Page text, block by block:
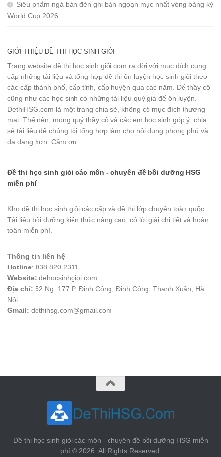
Siêu phẩm ngả bàn đèn ghi bàn ngoạn mục nhất vòng bảng kỳ
World Cup 2026
GIỚI THIỆU ĐỀ THI HỌC SINH GIỎI
Trang website đề thi học sinh giỏi.com ra đời với mục đích cung
cấp những tài liệu và tổng hợp đề thi ôn luyện học sinh giỏi theo
các cấp thành phố, cấp tỉnh, cấp huyện qua các năm. Để thầy cô
cũng như các học sinh có những tài liệu quý giá để ôn luyện.
DethiHSG.com là một trang chia sẻ, không có mục đích thương
mại. Thế nên, mong quý thầy cô và các em học sinh góp ý, chia
sẻ tài liệu để chúng tôi tổng hợp làm cho nội dung phong phú và
đa dạng hơn. Cảm ơn.
Đề thi học sinh giỏi các môn - chuyên đề bồi dưỡng HSG
miễn phí
Kho đề thi học sinh giỏi các cấp và đề thi lớp chuyên toàn quốc.
Tài liệu bồi dưỡng kiến thức nâng cao, có lời giải chi tiết và hoàn
toàn miễn phí.
Thông tin liên hệ
Hotline: 038 820 2311
Website: dehocsinhgioi.com
Địa chỉ: 52 Ng. 177 P. Định Công, Định Công, Thanh Xuân, Hà
Nội
Gmail: dethihsg.com@gmail.com
Đề thi học sinh giỏi các môn - chuyên đề bồi dưỡng HSG miễn
phí © 2026. All Rights Reserved.